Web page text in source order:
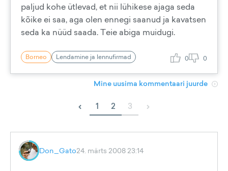
paljud kohe ütlevad, et nii lühikese ajaga seda
kõike ei saa, aga olen ennegi saanud ja kavatsen
seda ka nüüd saada. Teie abiga muidugi.
Borneo Lendamine ja lennufirmad 0 0
Mine uusima kommentaari juurde
‹ 1 2 3 ›
Don_Gato24. märts 2008 23:14